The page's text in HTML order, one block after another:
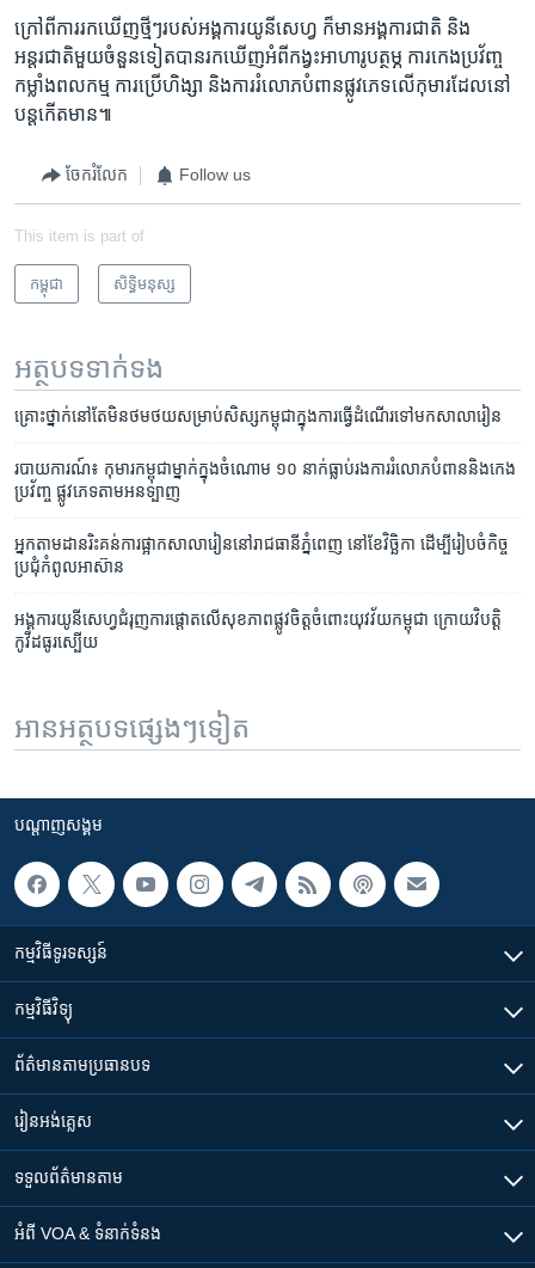
ក្រៅ​ពី​ការ​រក​ឃើញ​ថ្មីៗ​របស់​អង្គការ​យូនីសេហ្វ​ ក៏​មាន​អង្គការ​ជាតិ និង​
អន្តរជាតិ​មួយ​ចំនួន​ទៀត​បាន​រក​ឃើញ​អំពីកង្វះ​អាហារូបត្ថម្ភ​ ការ​កេងប្រវ័ញ្ច​
កម្លាំង​ពលកម្ម​ ការ​ប្រើហិង្សា និង​ការ​រំលោភ​បំពាន​ផ្លូវភេទ​លើ​កុមារដែល​នៅ​
បន្ត​កើត​មាន៕
ចែករំលែក Follow us
This item is part of
កម្ពុជា សិទ្ធិ​មនុស្ស
អត្ថបទ​ទាក់ទង
គ្រោះថ្នាក់​នៅ​តែ​មិន​ថមថយ​សម្រាប់​សិស្ស​កម្ពុជា​ក្នុង​ការ​ធ្វើ​ដំណើរ​ទៅ​មក​សាលារៀន
របាយការណ៍៖ កុមារ​កម្ពុជា​ម្នាក់​ក្នុង​ចំណោម​ ១០ ​នាក់​ធ្លាប់​រង​ការ​រំលោភ​បំពាន​និង​កេង
ប្រវ័ញ្ច ផ្លូវ​ភេទ​តាម​អនទ្បាញ
អ្នក​តាម​ដាន​រិះគន់​ការ​ផ្អាក​សាលា​រៀន​នៅ​រាជធានី​ភ្នំពេញ​ នៅ​ខែវិច្ឆិកា​ ដើម្បី​រៀបចំ​កិច្ច​
ប្រជុំ​កំពូល​អាស៊ាន
អង្គការ​យូនីសេហ្វ​​ជំរុញ​ការ​ផ្តោត​លើ​សុខភាព​ផ្លូវ​ចិត្ត​ចំពោះ​យុវវ័យ​កម្ពុជា ក្រោយ​វិបត្តិ​
កូវីដ​ធូរស្បើយ​
អានអត្ថបទផ្សេងៗទៀត
បណ្តាញ​សង្គម
កម្មវិធី​ទូរទស្សន៍
កម្មវិធី​វិទ្យុ
ព័ត៌មាន​តាមប្រធានបទ​
រៀន​​អង់គ្លេស
ទទួល​ព័ត៌មាន​តាម
អំពី​ VOA & ទំនាក់ទំនង